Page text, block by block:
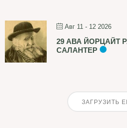
Авг 11 - 12 2026
29 АВА ЙОРЦАЙТ
САЛАНТЕР
ЗАГРУЗИТЬ